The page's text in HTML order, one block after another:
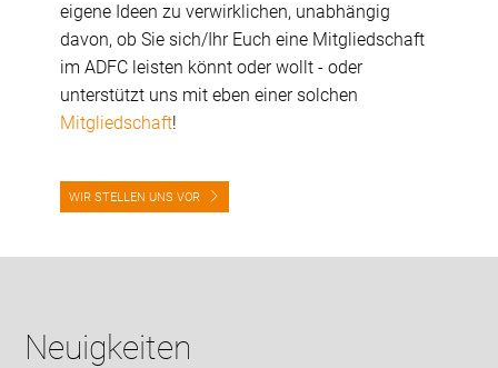
eigene Ideen zu verwirklichen, unabhängig
davon, ob Sie sich/Ihr Euch eine Mitgliedschaft
im ADFC leisten könnt oder wollt - oder
unterstützt uns mit eben einer solchen
Mitgliedschaft!
WIR STELLEN UNS VOR
Neuigkeiten